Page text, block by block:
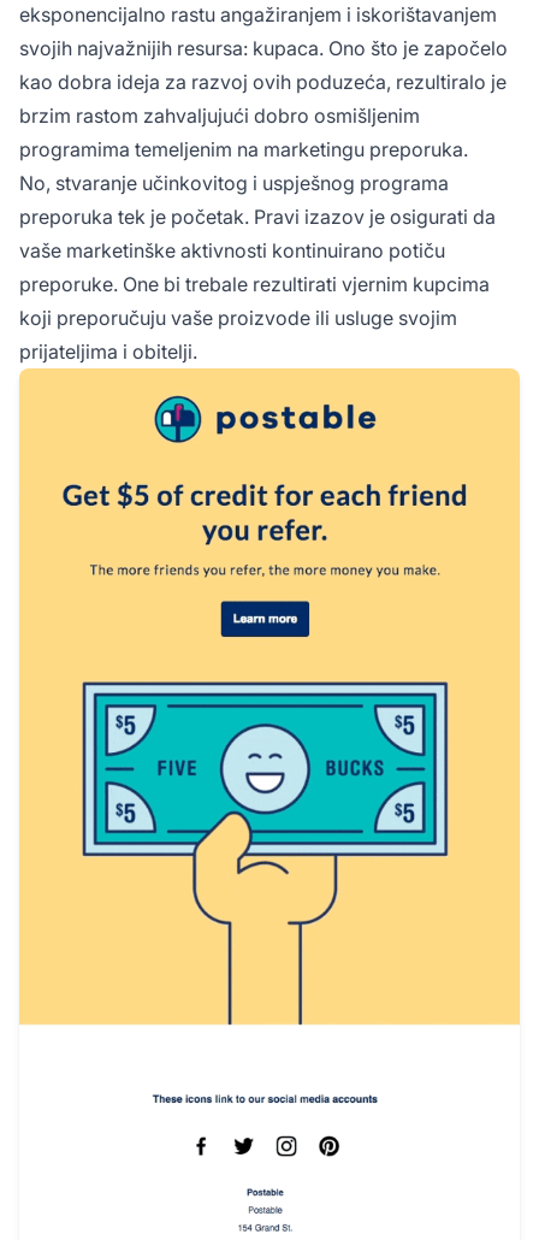
eksponencijalno rastu angažiranjem i iskorištavanjem
svojih najvažnijih resursa: kupaca. Ono što je započelo
kao dobra ideja za razvoj ovih poduzeća, rezultiralo je
brzim rastom zahvaljujući dobro osmišljenim
programima temeljenim na marketingu preporuka.
No, stvaranje učinkovitog i uspješnog programa
preporuka tek je početak. Pravi izazov je osigurati da
vaše marketinške aktivnosti kontinuirano potiču
preporuke. One bi trebale rezultirati vjernim kupcima
koji preporučuju vaše proizvode ili usluge svojim
prijateljima i obitelji.